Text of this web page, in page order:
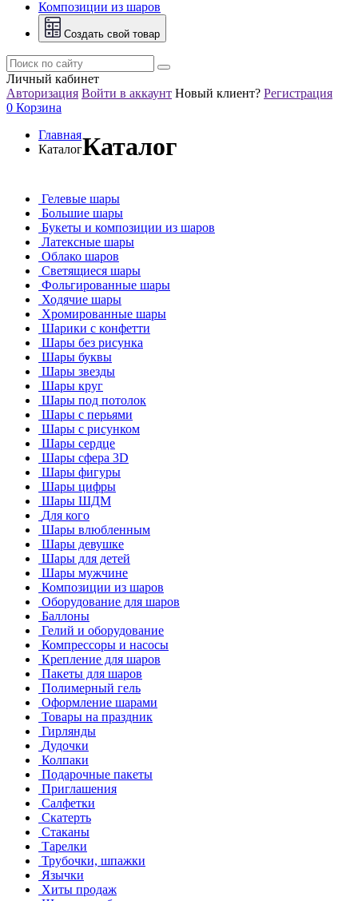
Композиции из шаров
Создать свой товар
Личный кабинет
Авторизация Войти в аккаунт Новый клиент? Регистрация
0 Корзина
Главная
КаталогКаталог
Гелевые шары
Большие шары
Букеты и композиции из шаров
Латексные шары
Облако шаров
Светящиеся шары
Фольгированные шары
Ходячие шары
Хромированные шары
Шарики с конфетти
Шары без рисунка
Шары буквы
Шары звезды
Шары круг
Шары под потолок
Шары с перьями
Шары с рисунком
Шары сердце
Шары сфера 3D
Шары фигуры
Шары цифры
Шары ШДМ
Для кого
Шары влюбленным
Шары девушке
Шары для детей
Шары мужчине
Композиции из шаров
Оборудование для шаров
Баллоны
Гелий и оборудование
Компрессоры и насосы
Крепление для шаров
Пакеты для шаров
Полимерный гель
Оформление шарами
Товары на праздник
Гирлянды
Дудочки
Колпаки
Подарочные пакеты
Приглашения
Салфетки
Скатерть
Стаканы
Тарелки
Трубочки, шпажки
Язычки
Хиты продаж